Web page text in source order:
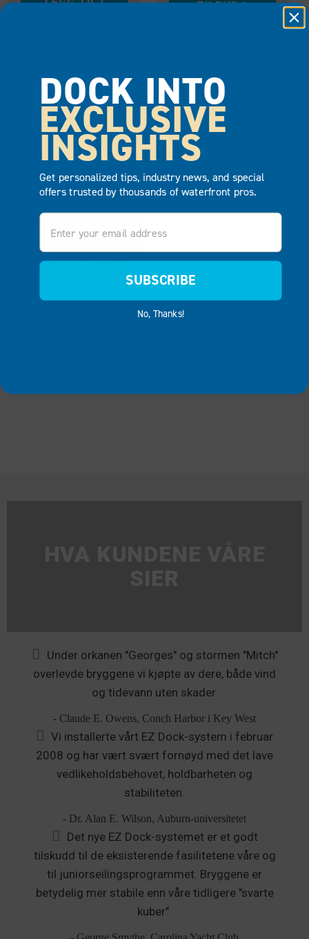
TILBUD
SIKKERHETSDESTAUSING
VIS PRODUKT
LEGG TIL I
Under orkanen "Georges" og stormen "Mitch"
overlevde bryggene vi kjøpte av dere, både vind
og tidevann uten skader.
- Claude E. Owens, Conch Harbor i Key West
Vi installerte vårt EZ Dock-system i februar
2008 og har vært svært fornøyd med det lave
vedlikeholdsbehovet, holdbarheten og
stabiliteten.
- Dr. Alan E. Wilson, Auburn-universitetet
Det nye EZ Dock-systemet er et godt
tilskudd til de eksisterende fasilitetene våre og
til juniorseilingsprogrammet. Bryggene er
betydelig mer stabile enn våre tidligere "svarte
kuber".
DOCK INTO
EXCLUSIVE
INSIGHTS
Get personalized tips, industry news, and special
offers trusted by thousands of waterfront pros.
Email
SUBSCRIBE
No, Thanks!